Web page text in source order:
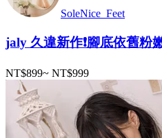
SoleNice_Feet
jaly 久違新作❗️腳底依舊粉
NT$899~ NT$999